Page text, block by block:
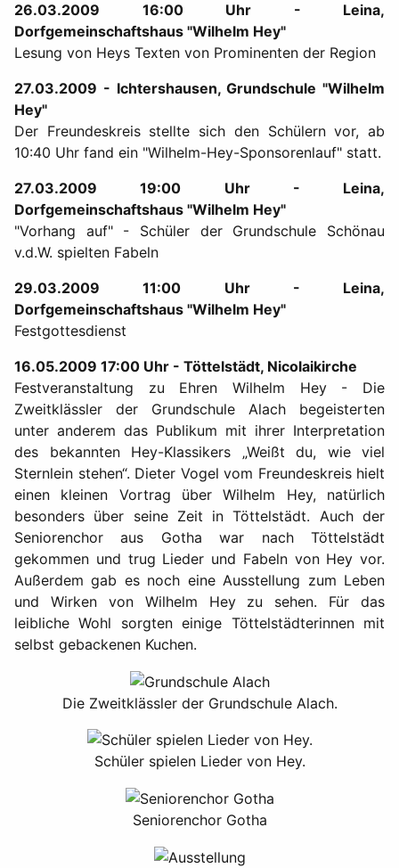
26.03.2009 16:00 Uhr - Leina,
Dorfgemeinschaftshaus "Wilhelm Hey"
Lesung von Heys Texten von Prominenten der Region
27.03.2009 - Ichtershausen, Grundschule "Wilhelm
Hey"
Der Freundeskreis stellte sich den Schülern vor, ab
10:40 Uhr fand ein "Wilhelm-Hey-Sponsorenlauf" statt.
27.03.2009 19:00 Uhr - Leina,
Dorfgemeinschaftshaus "Wilhelm Hey"
"Vorhang auf" - Schüler der Grundschule Schönau
v.d.W. spielten Fabeln
29.03.2009 11:00 Uhr - Leina,
Dorfgemeinschaftshaus "Wilhelm Hey"
Festgottesdienst
16.05.2009 17:00 Uhr - Töttelstädt, Nicolaikirche
Festveranstaltung zu Ehren Wilhelm Hey - Die
Zweitklässler der Grundschule Alach begeisterten
unter anderem das Publikum mit ihrer Interpretation
des bekannten Hey-Klassikers „Weißt du, wie viel
Sternlein stehen“. Dieter Vogel vom Freundeskreis hielt
einen kleinen Vortrag über Wilhelm Hey, natürlich
besonders über seine Zeit in Töttelstädt. Auch der
Seniorenchor aus Gotha war nach Töttelstädt
gekommen und trug Lieder und Fabeln von Hey vor.
Außerdem gab es noch eine Ausstellung zum Leben
und Wirken von Wilhelm Hey zu sehen. Für das
leibliche Wohl sorgten einige Töttelstädterinnen mit
selbst gebackenen Kuchen.
Die Zweitklässler der Grundschule Alach.
Schüler spielen Lieder von Hey.
Seniorenchor Gotha